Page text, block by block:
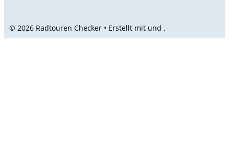
© 2026 Radtouren Checker • Erstellt mit und .